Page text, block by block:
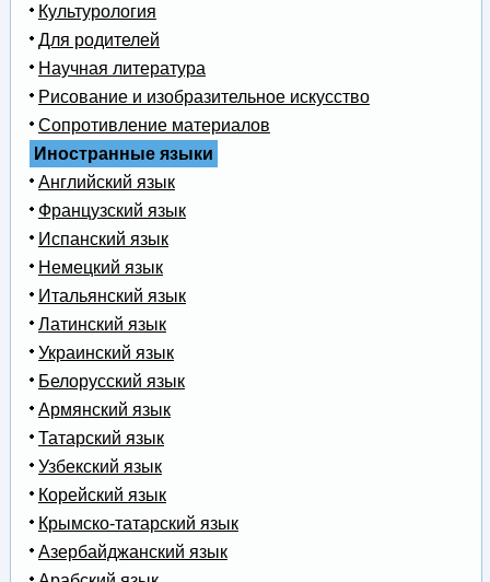
Культурология
Для родителей
Научная литература
Рисование и изобразительное искусство
Сопротивление материалов
Иностранные языки
Английский язык
Французский язык
Испанский язык
Немецкий язык
Итальянский язык
Латинский язык
Украинский язык
Белорусский язык
Армянский язык
Татарский язык
Узбекский язык
Корейский язык
Крымско-татарский язык
Азербайджанский язык